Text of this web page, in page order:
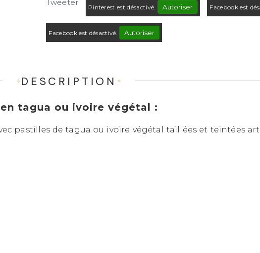
Tweeter
Pinterest est désactivé. Autoriser Facebook est
Facebook est désactivé. Autoriser
DESCRIPTION
tagua ou ivoire végétal :
pastilles de tagua ou ivoire végétal taillées et teintées